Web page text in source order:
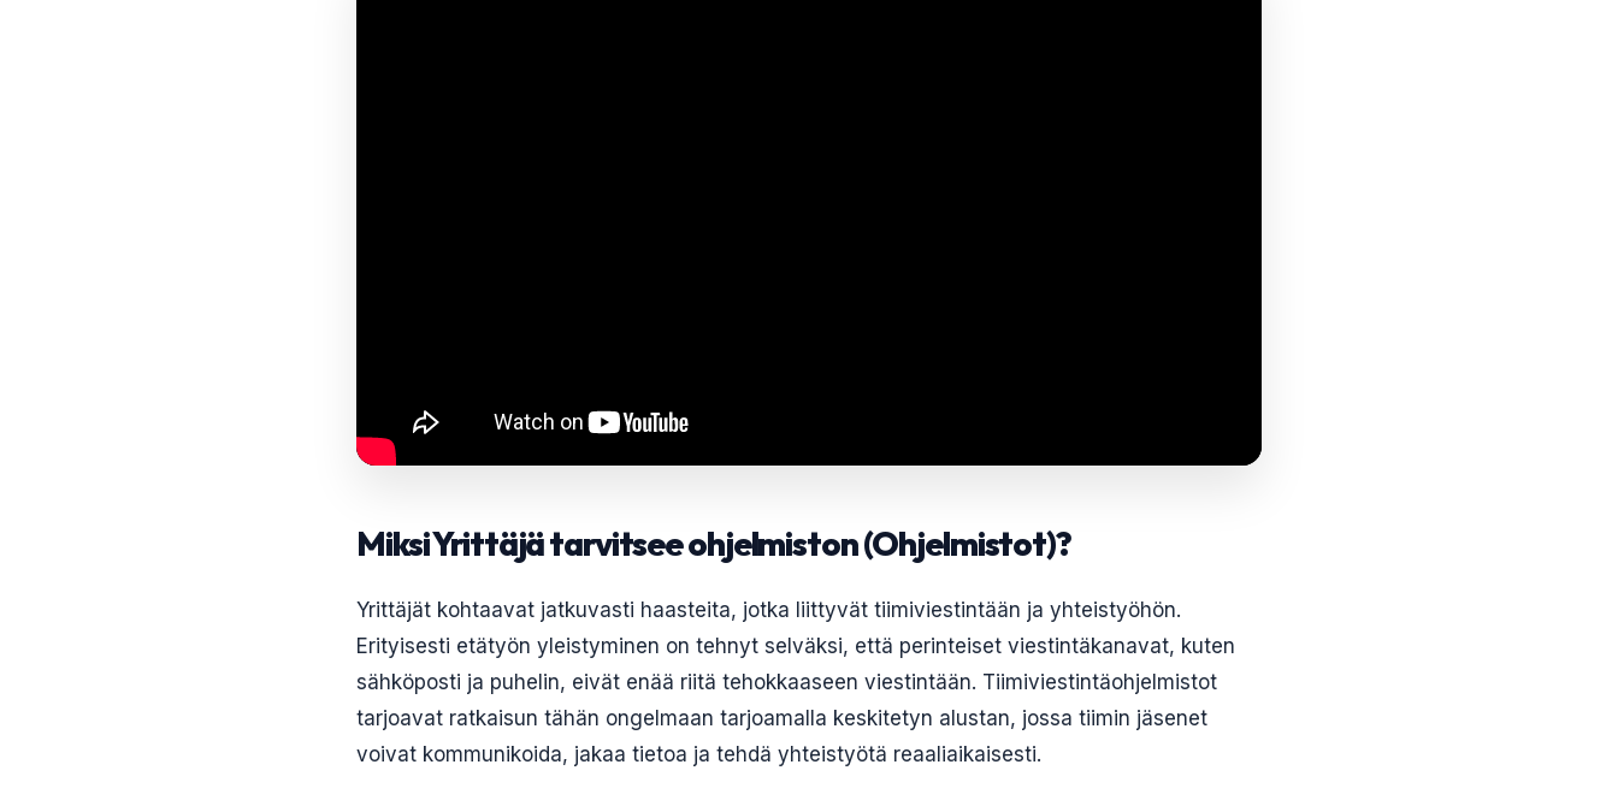
Miksi Yrittäjä tarvitsee ohjelmiston (Ohjelmistot)?
Yrittäjät kohtaavat jatkuvasti haasteita, jotka liittyvät tiimiviestintään ja yhteistyöhön.
Erityisesti etätyön yleistyminen on tehnyt selväksi, että perinteiset viestintäkanavat, kuten
sähköposti ja puhelin, eivät enää riitä tehokkaaseen viestintään. Tiimiviestintäohjelmistot
tarjoavat ratkaisun tähän ongelmaan tarjoamalla keskitetyn alustan, jossa tiimin jäsenet
voivat kommunikoida, jakaa tietoa ja tehdä yhteistyötä reaaliaikaisesti.